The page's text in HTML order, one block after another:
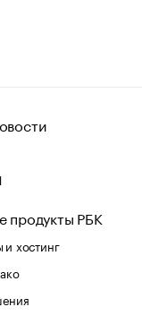
продукты РБК
хостинг